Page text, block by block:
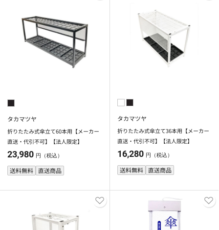
タカマツヤ
折りたたみ式傘立て60本用【メーカー
直送・代引不可】【法人限定】
23,980 円（税込）
送料無料 直送商品
タカマツヤ
折りたたみ式傘立て36本用【メーカー
直送・代引不可】【法人限定】
16,280 円（税込）
送料無料 直送商品